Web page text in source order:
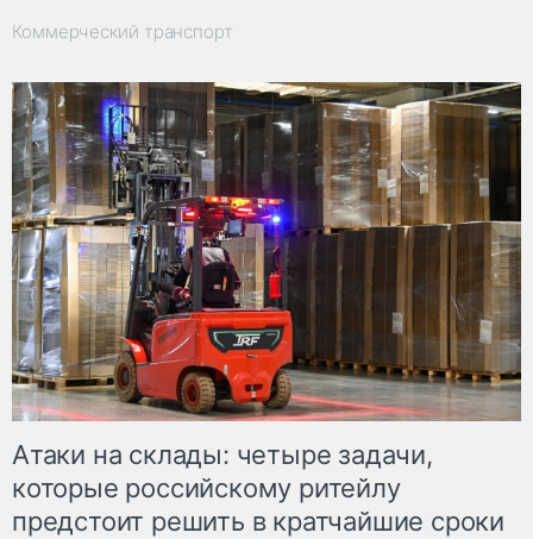
Коммерческий транспорт
Атаки на склады: четыре задачи,
которые российскому ритейлу
предстоит решить в кратчайшие сроки